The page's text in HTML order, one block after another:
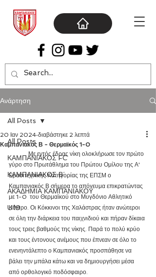
Ανάρτηση
All Posts
ΚΑΜΠΑΝΙΑΚΟΣ FC
ΚΑΜΠΑΝΙΑΚΟΣ Β΄
ΑΚΑΔΗΜΙΑ ΚΑΜΠΑΝΙΑΚΟΥ
U19
All Posts
Καμπανιακός Β - Θερμαϊκός 1-0
20 Ιαν 2024 διαβάστηκε 2 λεπτά
	Με εντός έδρας νίκη ολοκλήρωσε τον πρώτο
γύρο στο Πρωτάθλημα του Πρώτου Ομίλου της Α'
Ερασιτεχνικής Κατηγορίας της ΕΠΣΜ ο
Καμπανιακός Β σήμερα το απόγευμα επικρατώντας
με 1-0  του Θερμαϊκού στο Μυγδόνιο Αθλητικό
Κέντρο. Οι Κόκκινοι της Χαλάστρας ήταν ανώτεροι
σε όλη την διάρκεια του παιχνιδιού και πήραν δίκαια
τους τρεις βαθμούς της νίκης. Παρά το πολύ κρύο
και τους έντονους ανέμους που έπνεαν σε όλο το
ενενηντάλεπτο ο Καμπανιακός προσπάθησε να
βάλει την μπάλα κάτω και να δημιουργήσει μέσα
από ορθολογικό ποδόσφαιρο.